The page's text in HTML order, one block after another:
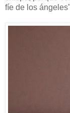
fíe de los